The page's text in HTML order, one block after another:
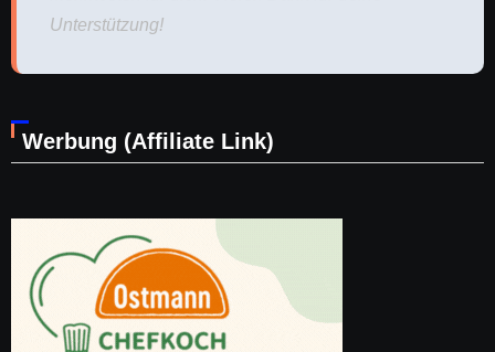
Unterstützung!
Werbung (Affiliate Link)